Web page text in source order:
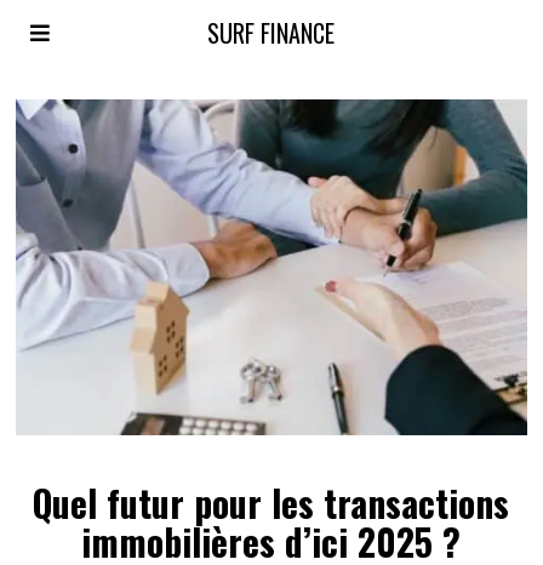
SURF FINANCE
Quel futur pour les transactions
immobilières d’ici 2025 ?